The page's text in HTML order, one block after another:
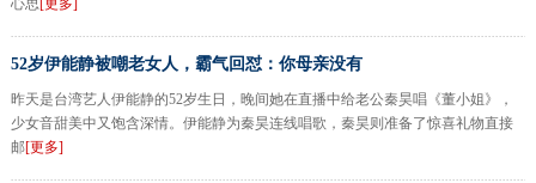
心思[更多]
52岁伊能静被嘲老女人，霸气回怼：你母亲没有
昨天是台湾艺人伊能静的52岁生日，晚间她在直播中给老公秦昊唱《董小姐》，
少女音甜美中又饱含深情。伊能静为秦昊连线唱歌，秦昊则准备了惊喜礼物直接
邮[更多]